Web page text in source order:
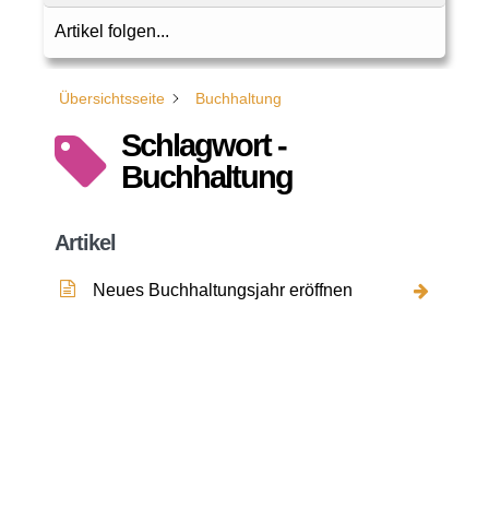
Artikel folgen...
Übersichtsseite Buchhaltung
Schlagwort -
Buchhaltung
Artikel
Neues Buchhaltungsjahr eröffnen